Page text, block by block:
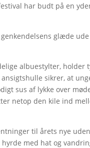
har budt på en
glæde
albuestylter, holder
sikrer, at
sus af lykke over
netop den kile ind
til årets nye
med hat og